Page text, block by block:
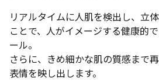
リアルタイムに人肌を検出し、立
ことで、人がイメージする健康的
ール。
さらに、きめ細かな肌の質感まで
表情を映し出します。